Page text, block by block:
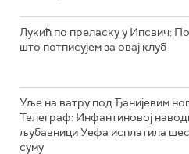
Лукић по преласку у Ипсвич:
што потписујем за овај клуб
Уље на ватру под Ђанијевим
Телеграф: Инфантиновој
љубавници Уефа исплатила
суму